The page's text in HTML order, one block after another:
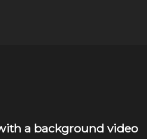
a background video